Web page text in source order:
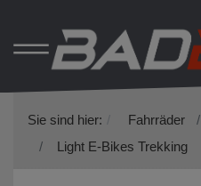
Sie sind hier: Fahrräder
Light E-Bikes Trekking